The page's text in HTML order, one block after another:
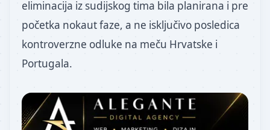
eliminacija iz sudijskog tima bila planirana i pre
početka nokaut faze, a ne isključivo posledica
kontroverzne odluke na meču Hrvatske i
Portugala.